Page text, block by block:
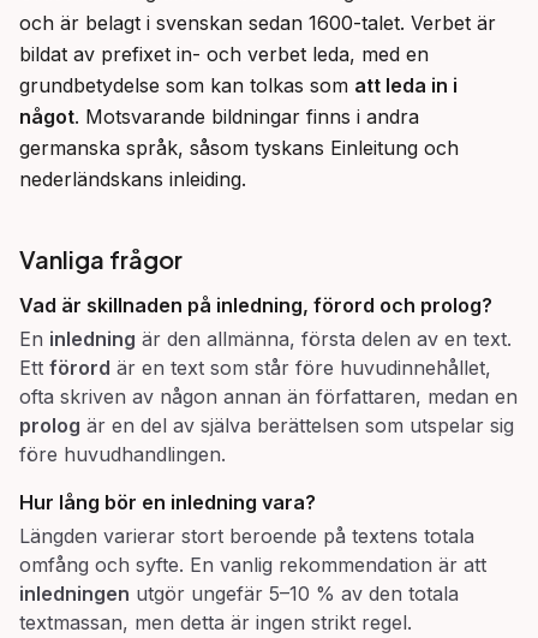
och är belagt i svenskan sedan 1600-talet. Verbet är
bildat av prefixet in- och verbet leda, med en
grundbetydelse som kan tolkas som att leda in i
något. Motsvarande bildningar finns i andra
germanska språk, såsom tyskans Einleitung och
nederländskans inleiding.
Vanliga frågor
Vad är skillnaden på inledning, förord och prolog?
En inledning är den allmänna, första delen av en text.
Ett förord är en text som står före huvudinnehållet,
ofta skriven av någon annan än författaren, medan en
prolog är en del av själva berättelsen som utspelar sig
före huvudhandlingen.
Hur lång bör en inledning vara?
Längden varierar stort beroende på textens totala
omfång och syfte. En vanlig rekommendation är att
inledningen utgör ungefär 5–10 % av den totala
textmassan, men detta är ingen strikt regel.